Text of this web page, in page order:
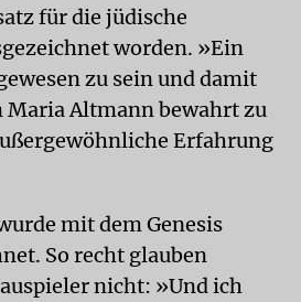
für die jüdische
worden. »Ein
zu sein und damit
Maria Altmann bewahrt zu
Erfahrung
mit dem Genesis
So recht glauben
nicht: »Und ich